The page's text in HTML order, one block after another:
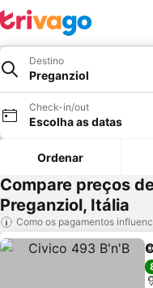
Destino
Preganziol
Check-in/out
Escolha as datas
Ordenar
Compare preços
Preganziol, Itália
Como os pagamentos